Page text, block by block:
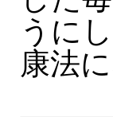
うに
康法